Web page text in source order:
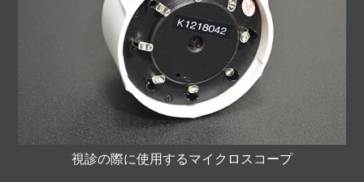
視診の際に使用するマイクロスコープ